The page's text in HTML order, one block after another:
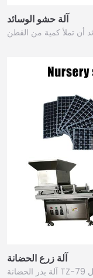
آلة حشو الوسائد
آلة زرع الحضانة